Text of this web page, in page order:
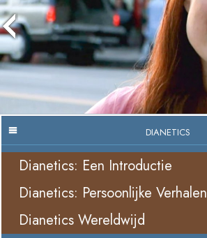
DIANETICS
Dianetics: Een Introductie
Dianetics: Persoonlijke Verhalen
Dianetics Wereldwijd